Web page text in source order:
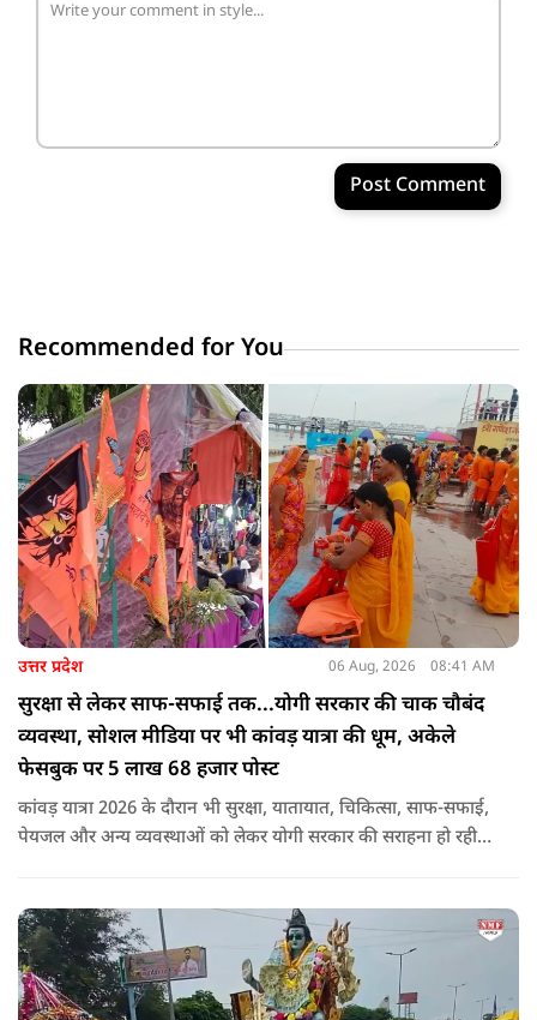
Post Comment
Recommended for You
उत्तर प्रदेश 06 Aug, 2026 08:41 AM
सुरक्षा से लेकर साफ-सफाई तक...योगी सरकार की चाक चौबंद
व्यवस्था, सोशल मीडिया पर भी कांवड़ यात्रा की धूम, अकेले
फेसबुक पर 5 लाख 68 हजार पोस्ट
कांवड़ यात्रा 2026 के दौरान भी सुरक्षा, यातायात, चिकित्सा, साफ-सफाई,
पेयजल और अन्य व्यवस्थाओं को लेकर योगी सरकार की सराहना हो रही